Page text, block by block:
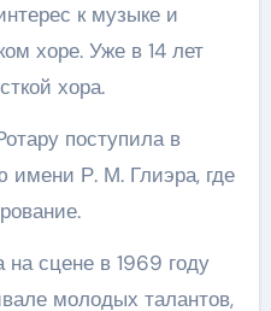
к музыке и
хоре. Уже в 14 лет
хора.
поступила в
имени Р. М. Глиэра, где
сцене в 1969 году
молодых талантов,